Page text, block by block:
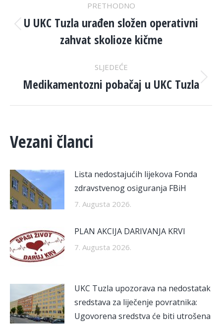
NAVIGATION
PRETHODNO
Previous
post:
U UKC Tuzla urađen složen operativni
zahvat skolioze kičme
SLJEDEĆE
Next
Medikamentozni pobačaj u UKC Tuzla
Vezani članci
Lista nedostajućih lijekova Fonda
zdravstvenog osiguranja FBiH
7. Augusta 2026.
PLAN AKCIJA DARIVANJA KRVI
7. Augusta 2026.
UKC Tuzla upozorava na nedostatak
sredstava za liječenje povratnika:
Ugovorena sredstva će biti utrošena